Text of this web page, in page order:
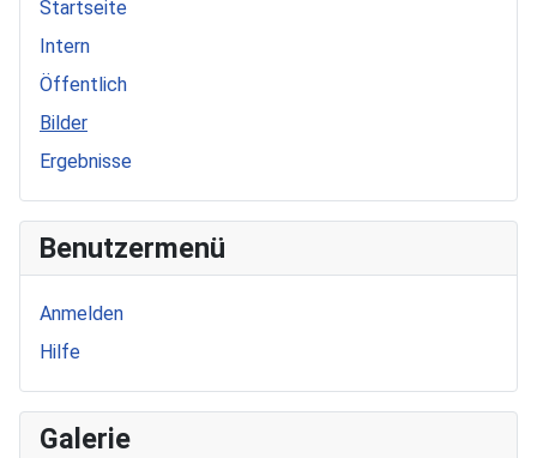
Startseite
Intern
Öffentlich
Bilder
Ergebnisse
Benutzermenü
Anmelden
Hilfe
Galerie